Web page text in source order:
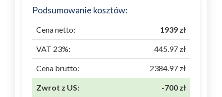
Podsumowanie kosztów:
Cena netto: 1939 zł
VAT 23%: 445.97 zł
Cena brutto: 2384.97 zł
Zwrot z US: -700 zł